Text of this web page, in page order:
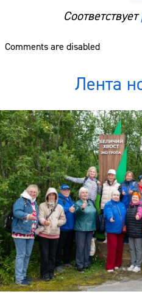
Соответствует
Comments are disabled
Лента